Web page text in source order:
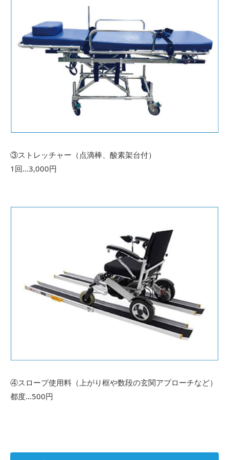
③ストレッチャー（点滴棒、酸素架台付）
1回…3,000円
④スロープ使用料（上がり框や数段の玄関アプローチなど）
都度…500円